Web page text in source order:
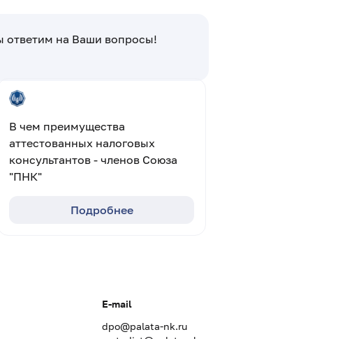
ответим на Ваши вопросы!
В чем преимущества
аттестованных налоговых
консультантов - членов Союза
"ПНК"
Подробнее
E-mail
dpo@palata-nk.ru